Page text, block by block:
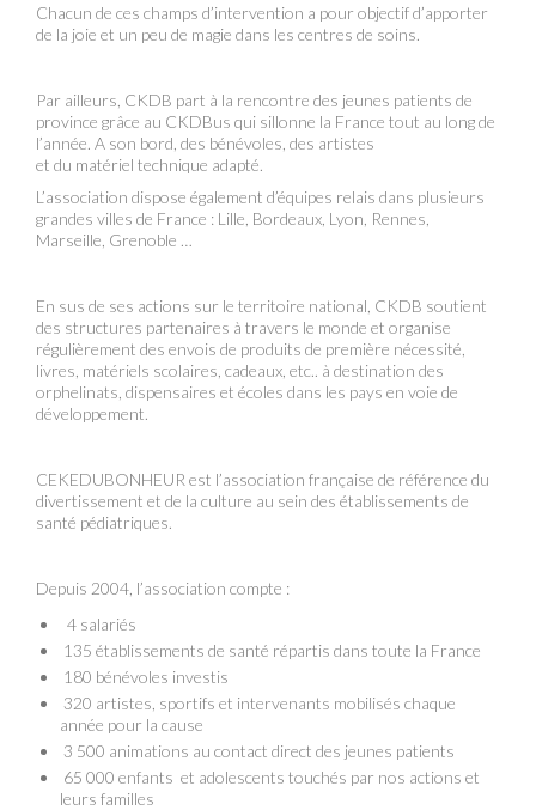
Chacun de ces champs d’intervention a pour objectif d’apporter
de la joie et un peu de magie dans les centres de soins.
Par ailleurs, CKDB part à la rencontre des jeunes patients de
province grâce au CKDBus qui sillonne la France tout au long de
l’année. A son bord, des bénévoles, des artistes
et du matériel technique adapté.
L’association dispose également d’équipes relais dans plusieurs
grandes villes de France : Lille, Bordeaux, Lyon, Rennes,
Marseille, Grenoble …
En sus de ses actions sur le territoire national, CKDB soutient
des structures partenaires à travers le monde et organise
régulièrement des envois de produits de première nécessité,
livres, matériels scolaires, cadeaux, etc.. à destination des
orphelinats, dispensaires et écoles dans les pays en voie de
développement.
CEKEDUBONHEUR est l’association française de référence du
divertissement et de la culture au sein des établissements de
santé pédiatriques.
Depuis 2004, l’association compte :
4 salariés
135 établissements de santé répartis dans toute la France
180 bénévoles investis
320 artistes, sportifs et intervenants mobilisés chaque
année pour la cause
3 500 animations au contact direct des jeunes patients
65 000 enfants et adolescents touchés par nos actions et
leurs familles